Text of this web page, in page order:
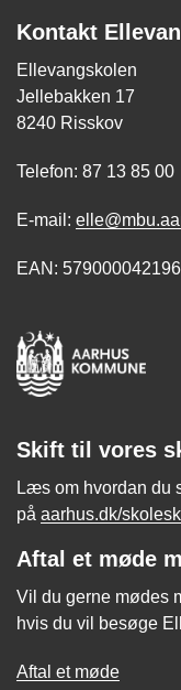
Kontakt
Ellevangskolen
Jellebakken 17
8240 Risskov
Telefon: 87 13 85 00
E-mail:
EAN:
Skift til vores
Læs om hvordan du
på aarhus.dk/
Aftal et møde
Vil du gerne mødes
hvis du vil besøge
Aftal et møde